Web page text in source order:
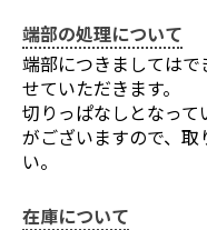
端部の処理について
端部につきましては
せていただきます。
切りっぱなしとなっ
がございますので、
い。
在庫について